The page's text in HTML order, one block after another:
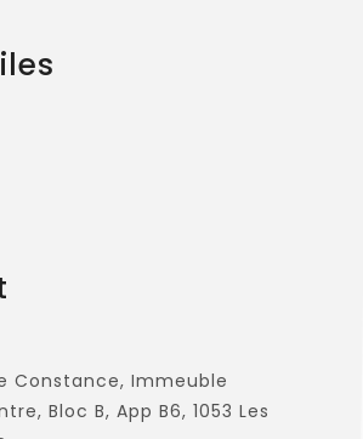
Constance, Immeuble
Bloc B, App B6, 1053 Les